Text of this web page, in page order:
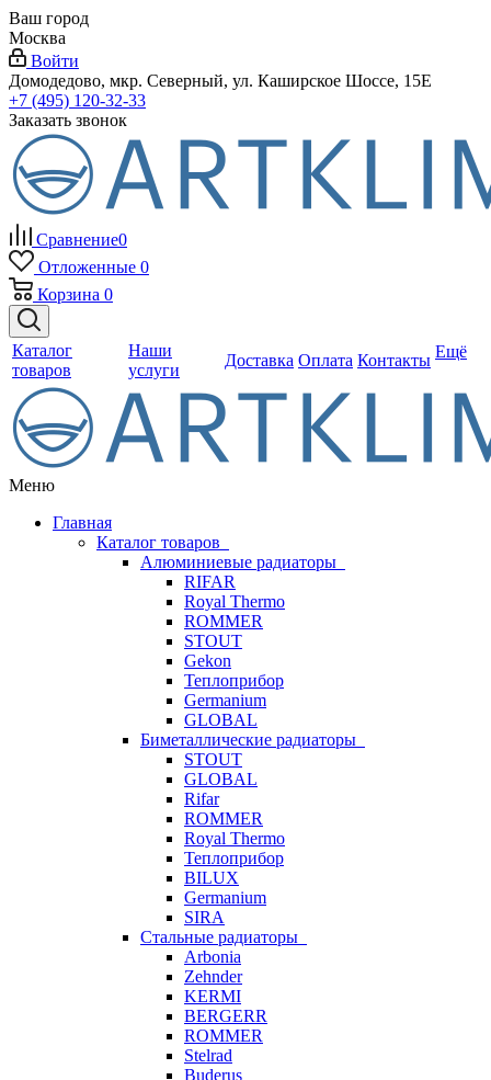
Ваш город
Москва
Войти
Домодедово, мкр. Северный, ул. Каширское Шоссе, 15Е
+7 (495) 120-32-33
Заказать звонок
Сравнение0
Отложенные 0
Корзина 0
Каталог
товаров
Наши
услуги
Доставка Оплата Контакты Ещё
Меню
Главная
Каталог товаров
Алюминиевые радиаторы
RIFAR
Royal Thermo
ROMMER
STOUT
Gekon
Теплоприбор
Germanium
GLOBAL
Биметаллические радиаторы
STOUT
GLOBAL
Rifar
ROMMER
Royal Thermo
Теплоприбор
BILUX
Germanium
SIRA
Стальные радиаторы
Arbonia
Zehnder
KERMI
BERGERR
ROMMER
Stelrad
Buderus